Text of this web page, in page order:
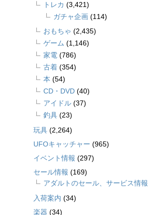
トレカ (3,421)
ガチャ企画 (114)
おもちゃ (2,435)
ゲーム (1,146)
家電 (786)
古着 (354)
本 (54)
CD・DVD (40)
アイドル (37)
釣具 (23)
玩具 (2,264)
UFOキャッチャー (965)
イベント情報 (297)
セール情報 (169)
アダルトのセール、サービス情報
入荷案内 (34)
楽器 (34)